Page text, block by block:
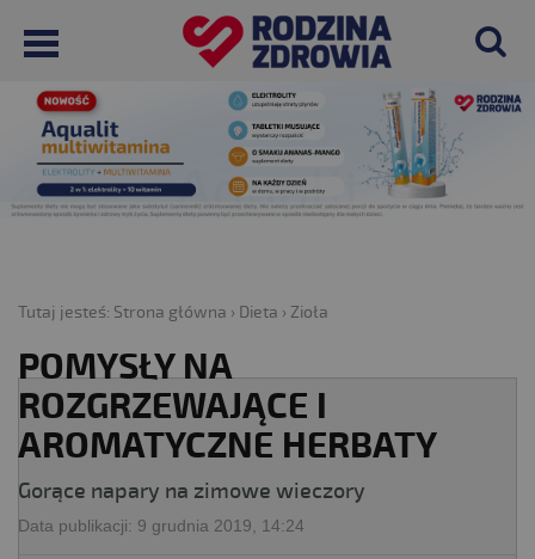
Tutaj jesteś: Strona główna › Dieta › Zioła
POMYSŁY NA
ROZGRZEWAJĄCE I
AROMATYCZNE HERBATY
Gorące napary na zimowe wieczory
Data publikacji: 9 grudnia 2019, 14:24